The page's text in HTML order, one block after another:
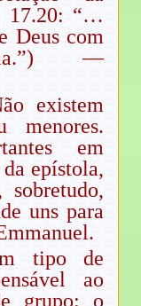
17.20: “…
Deus com
—
existem
menores.
em
epístola,
uns para
tipo de
ao
grupo: o